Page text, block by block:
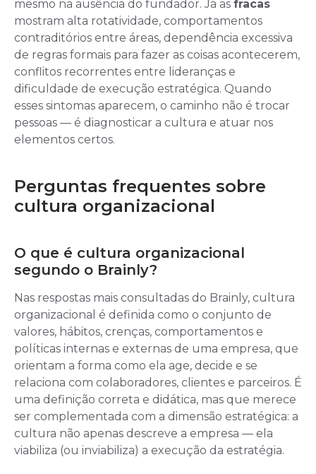
mesmo na ausência do fundador. Já as fracas
mostram alta rotatividade, comportamentos
contraditórios entre áreas, dependência excessiva
de regras formais para fazer as coisas acontecerem,
conflitos recorrentes entre lideranças e
dificuldade de execução estratégica. Quando
esses sintomas aparecem, o caminho não é trocar
pessoas — é diagnosticar a cultura e atuar nos
elementos certos.
Perguntas frequentes sobre
cultura organizacional
O que é cultura organizacional
segundo o Brainly?
Nas respostas mais consultadas do Brainly, cultura
organizacional é definida como o conjunto de
valores, hábitos, crenças, comportamentos e
políticas internas e externas de uma empresa, que
orientam a forma como ela age, decide e se
relaciona com colaboradores, clientes e parceiros. É
uma definição correta e didática, mas que merece
ser complementada com a dimensão estratégica: a
cultura não apenas descreve a empresa — ela
viabiliza (ou inviabiliza) a execução da estratégia.